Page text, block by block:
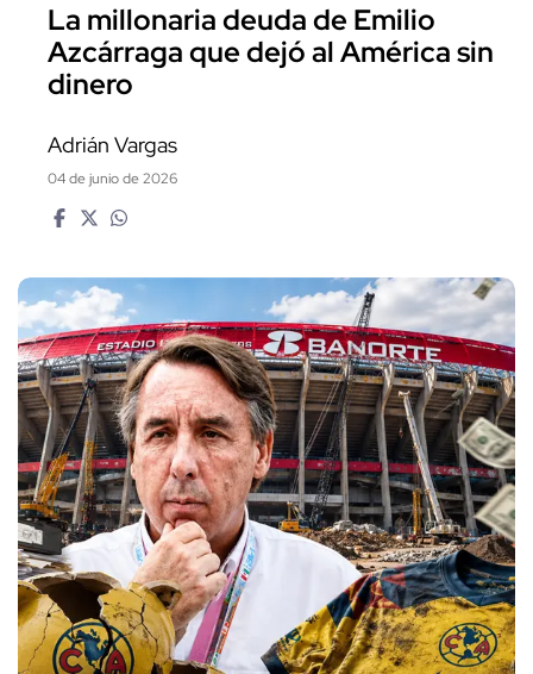
La millonaria deuda de Emilio
Azcárraga que dejó al América sin
dinero
Adrián Vargas
04 de junio de 2026